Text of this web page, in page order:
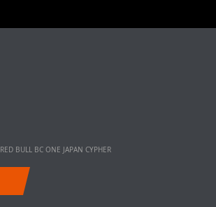
RED BULL BC ONE JAPAN CYPHER